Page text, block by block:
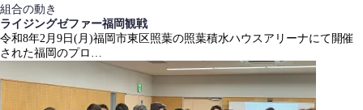
組合の動き
ライジングゼファー福岡観戦
令和8年2月9日(月)福岡市東区照葉の照葉積水ハウスアリーナにて開催
された福岡のプロ…